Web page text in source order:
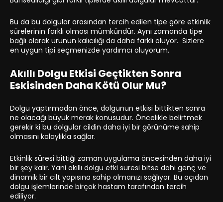
Bu da bu dolgular arasından tercih edilen tipe göre etkinlik
sürelerinin farklı olması mümkündür. Aynı zamanda tipe
bağlı olarak ürünün kalıcılığı da daha farklı oluyor. Sizlere
en uygun tipi seçmenizde yardımcı oluyorum.
Akıllı Dolgu Etkisi Geçtikten Sonra
Eskisinden Daha Kötü Olur Mu?
Dolgu yaptırmadan önce, dolgunun etkisi bittikten sonra
ne olacağı büyük merak konusudur. Öncelikle belirtmek
gerekir ki bu dolgular cildin daha iyi bir görünüme sahip
olmasını kolaylıkla sağlar.
Etkinlik süresi bittiği zaman uygulama öncesinden daha iyi
bir şey kalır. Yani akıllı dolgu etki süresi bitse dahi genç ve
dinamik bir cilt yapısına sahip olmanızı sağlıyor. Bu açıdan
dolgu işlemlerinde birçok hastam tarafından tercih
ediliyor.